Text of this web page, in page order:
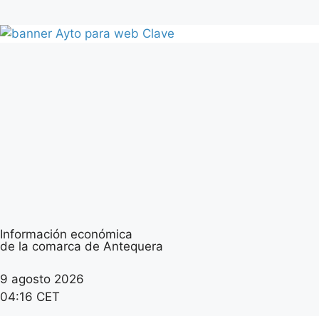
Información económica
de la comarca de Antequera
9 agosto 2026
04:16 CET